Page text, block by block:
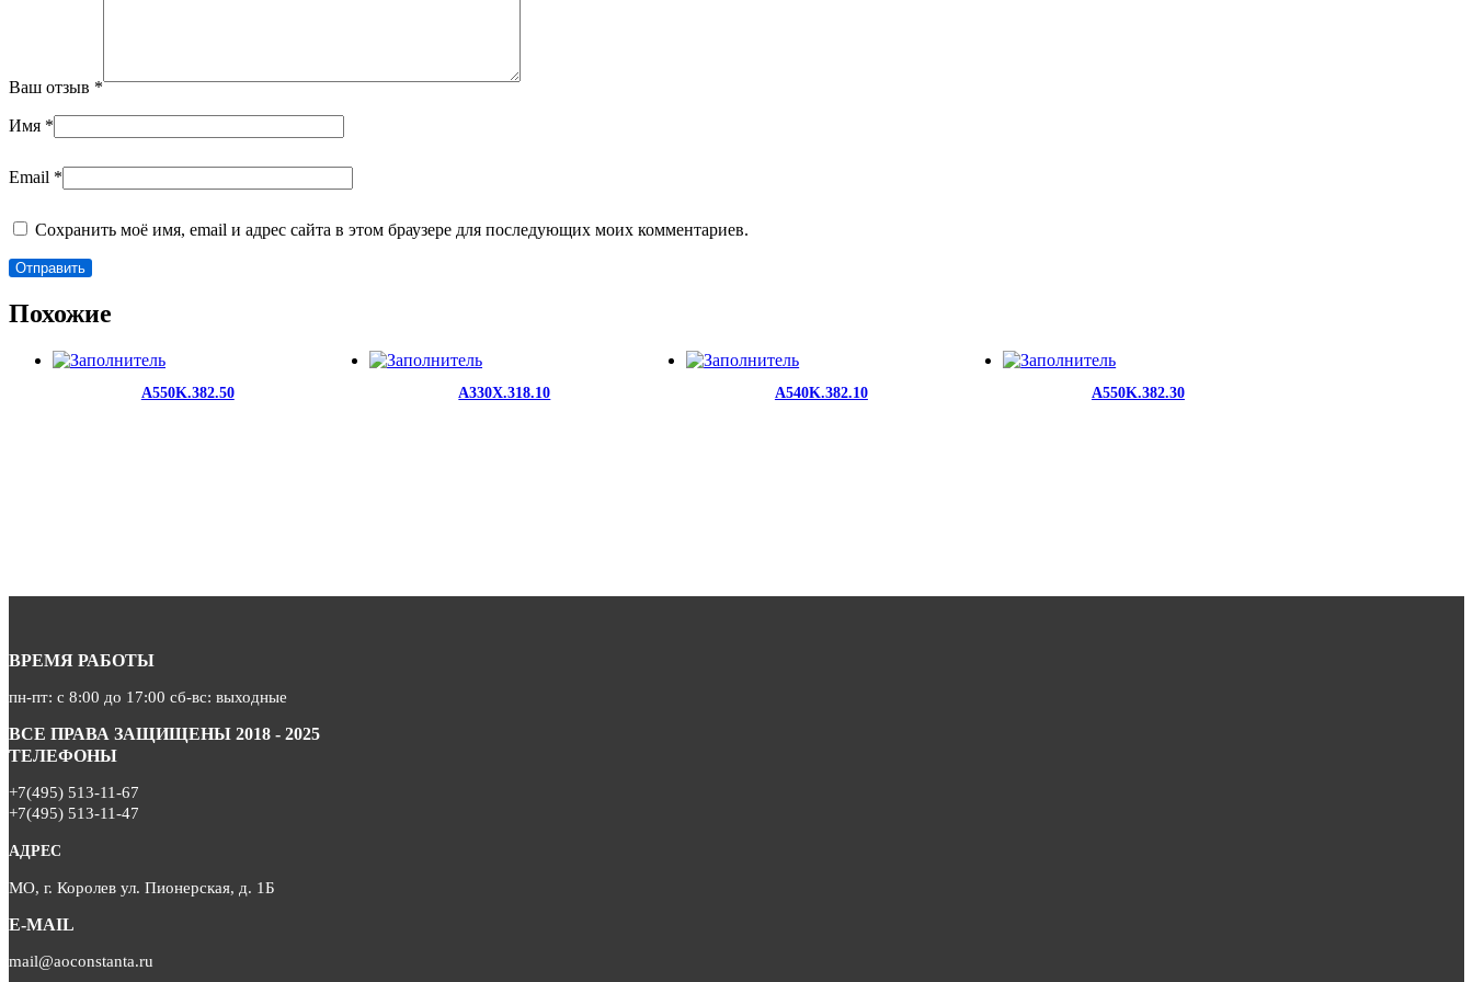
Ваш отзыв *
Имя *
Email *
Сохранить моё имя, email и адрес сайта в этом браузере для последующих моих комментариев.
Похожие
A550K.382.50 A330X.318.10 A540K.382.10 A550K.382.30
ВРЕМЯ РАБОТЫ
пн-пт: с 8:00 до 17:00 сб-вс: выходные
ВСЕ ПРАВА ЗАЩИЩЕНЫ 2018 - 2025
ТЕЛЕФОНЫ
+7(495) 513-11-67
+7(495) 513-11-47
АДРЕС
МО, г. Королев ул. Пионерская, д. 1Б
E-MAIL
mail@aoconstanta.ru